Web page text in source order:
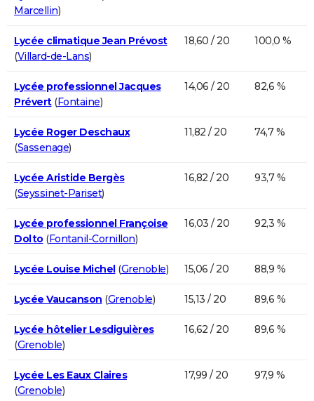
Marcellin)
Lycée climatique Jean Prévost
(Villard-de-Lans)
18,60 / 20 100,0 %
Lycée professionnel Jacques
Prévert(Fontaine)
14,06 / 20 82,6 %
Lycée Roger Deschaux
(Sassenage)
11,82 / 20 74,7 %
Lycée Aristide Bergès
(Seyssinet-Pariset)
16,82 / 20 93,7 %
Lycée professionnel Françoise
Dolto (Fontanil-Cornillon)
16,03 / 20 92,3 %
Lycée Louise Michel(Grenoble) 15,06 / 20 88,9 %
Lycée Vaucanson (Grenoble) 15,13 / 20 89,6 %
Lycée hôtelier Lesdiguières
(Grenoble)
16,62 / 20 89,6 %
Lycée Les Eaux Claires
(Grenoble)
17,99 / 20 97,9 %